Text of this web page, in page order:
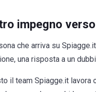
impegno
che arriva su
una risposta a un
il team Spiagge.it lavora